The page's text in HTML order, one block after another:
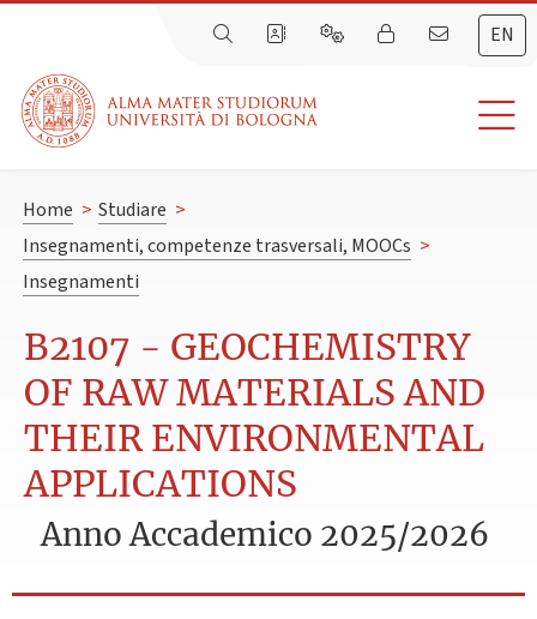
EN
Home > Studiare >
Insegnamenti, competenze trasversali, MOOCs >
Insegnamenti
B2107 - GEOCHEMISTRY
OF RAW MATERIALS AND
THEIR ENVIRONMENTAL
APPLICATIONS
Anno Accademico 2025/2026